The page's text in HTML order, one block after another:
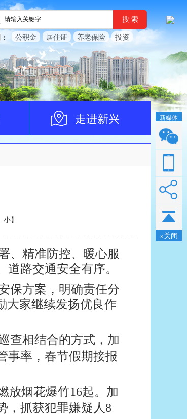
搜 索
公积金 居住证 养老保险 投资
走进新兴
小】
、精准防控、暖心服
路交通安全有序。
保方案，明确责任分
大家继续发扬优良作
查相结合的方式，加
事率，春节假期接报
放烟花爆竹16起。加
，抓获犯罪嫌疑人8
新媒体
×关闭